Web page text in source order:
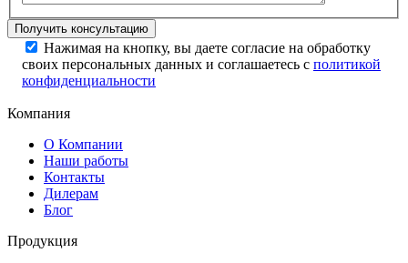
Нажимая на кнопку, вы даете согласие на обработку
своих персональных данных и соглашаетесь с политикой
конфиденциальности
Компания
О Компании
Наши работы
Контакты
Дилерам
Блог
Продукция